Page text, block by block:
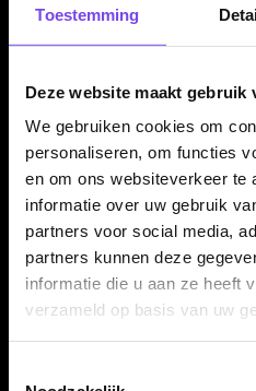
Toestemming
Deze website maakt gebruik
We gebruiken cookies om
personaliseren, om functies
en om ons websiteverkeer te
informatie over uw gebruik
partners voor social media,
partners kunnen deze
informatie die u aan ze heeft
verzameld op basis van uw
Deze Caliburn Combo C3
darts en bedoeld voor gebruik
dit een interessante set voor
maar opvallende dart zoeken.
Verkrijgbaar in 23 gram
De Caliburn Combo C3 brass
gram. Daarmee kies je voor
afwerking, ringed grip, milling